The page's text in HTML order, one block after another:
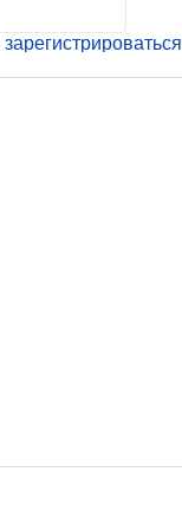
зарегистрироваться